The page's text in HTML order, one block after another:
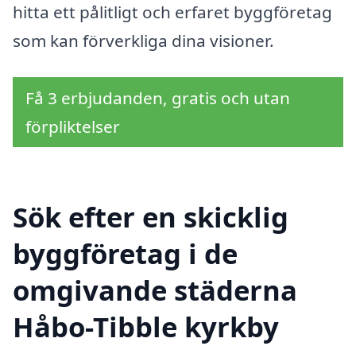
hitta ett pålitligt och erfaret byggföretag
som kan förverkliga dina visioner.
Få 3 erbjudanden, gratis och utan
förpliktelser
Sök efter en skicklig
byggföretag i de
omgivande städerna
Håbo-Tibble kyrkby